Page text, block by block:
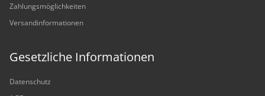
Zahlungsmöglichkeiten
Versandinformationen
Gesetzliche Informationen
Datenschutz